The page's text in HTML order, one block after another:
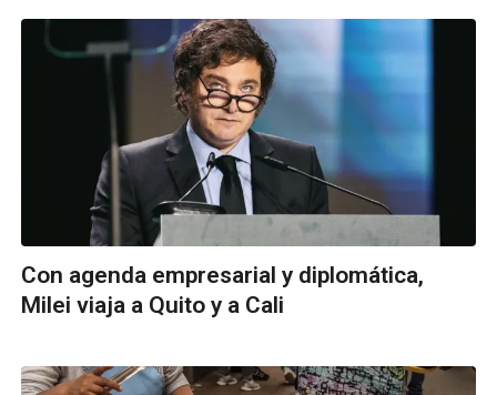
Con agenda empresarial y diplomática,
Milei viaja a Quito y a Cali